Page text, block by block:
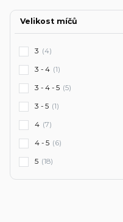
Velikost míčů
3 (4)
3 - 4 (1)
3 - 4 - 5 (5)
3 - 5 (1)
4 (7)
4 - 5 (6)
5 (18)